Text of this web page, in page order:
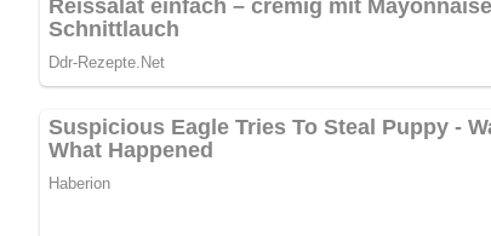
Das Gemüse in Butter schmeckt am besten frisch
Pfanne oder Mikrowelle vorsichtig erwärmt werden.
Nährwerte pro Portion
Kalorien: 150 kcal